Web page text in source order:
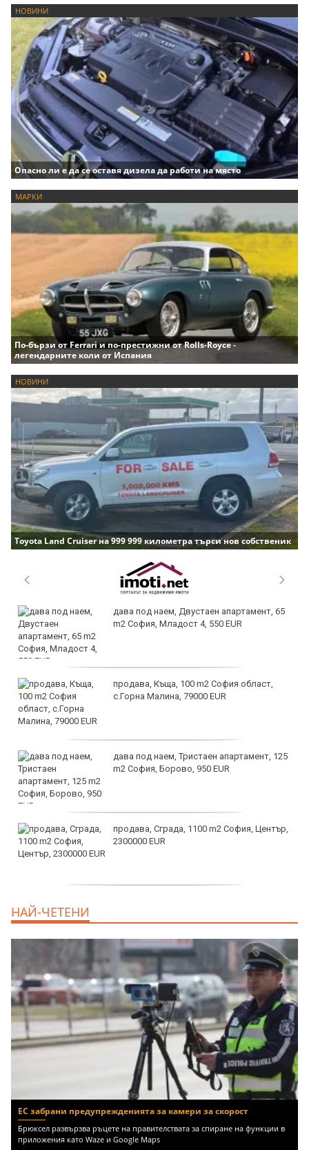
НОВИНИ
Опасно ли е да се оставя дизела да работи на място
МАРКИ
По-бързи от Ferrari и по-престижни от Rolls-Royce -
легендарните коли от Испания
НОВИНИ
Toyota Land Cruiser на 999 999 километра търси нов собственик
дава под наем, Двустаен апартамент, 65
m2 София, Младост 4, 550 EUR
продава, Къща, 100 m2 София област,
с.Горна Малина, 79000 EUR
дава под наем, Тристаен апартамент, 125
m2 София, Борово, 950 EUR
продава, Сграда, 1100 m2 София, Център,
2300000 EUR
НАЙ-ЧЕТЕНИ
ЕС забрани предупрежденията за камери за скорост
Брюксел развързва ръцете на правителствата за спиране на функции в
приложения като Waze и Google Maps